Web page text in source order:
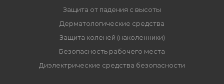
Защита от падения с высоты
Дерматологические средства
Защита коленей (наколенники)
Безопасность рабочего места
Диэлектрические средства безопасности